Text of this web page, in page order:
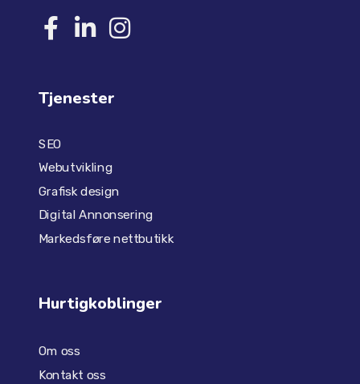
Tjenester
SEO
Webutvikling
Grafisk design
Digital Annonsering
Markedsføre nettbutikk
Hurtigkoblinger
Om oss
Kontakt oss